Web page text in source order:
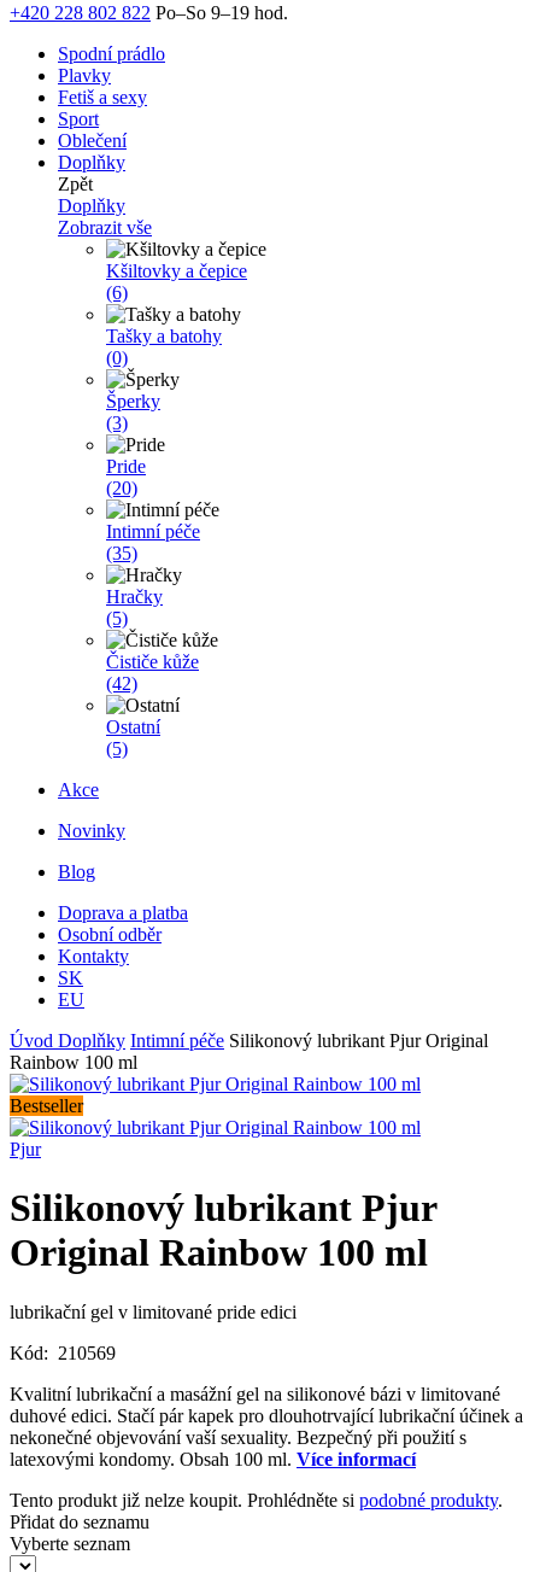
+420 228 802 822 Po–So 9–19 hod.
Spodní prádlo
Plavky
Fetiš a sexy
Sport
Oblečení
Doplňky
Zpět
Doplňky
Zobrazit vše
Kšiltovky a čepice
(6)
Tašky a batohy
(0)
Šperky
(3)
Pride
(20)
Intimní péče
(35)
Hračky
(5)
Čističe kůže
(42)
Ostatní
(5)
Akce
Novinky
Blog
Doprava a platba
Osobní odběr
Kontakty
SK
EU
Úvod Doplňky Intimní péče Silikonový lubrikant Pjur Original
Rainbow 100 ml
Bestseller
Pjur
Silikonový lubrikant Pjur
Original Rainbow 100 ml
lubrikační gel v limitované pride edici
Kód: 210569
Kvalitní lubrikační a masážní gel na silikonové bázi v limitované
duhové edici. Stačí pár kapek pro dlouhotrvající lubrikační účinek a
nekonečné objevování vaší sexuality. Bezpečný při použití s
latexovými kondomy. Obsah 100 ml. Více informací
Tento produkt již nelze koupit. Prohlédněte si podobné produkty.
Přidat do seznamu
Vyberte seznam